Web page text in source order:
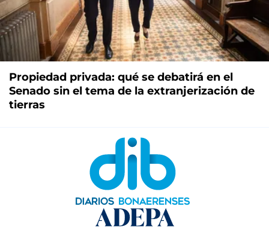
Propiedad privada: qué se debatirá en el
Senado sin el tema de la extranjerización de
tierras